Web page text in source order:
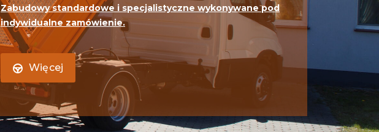
Zabudowy standardowe i specjalistyczne wykonywane pod
indywidualne zamówienie.
Więcej